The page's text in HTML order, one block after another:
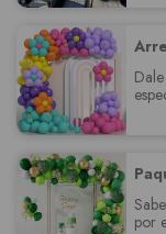
por